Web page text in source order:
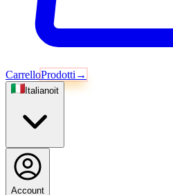
CarrelloProdotti →
Italianoit
Account